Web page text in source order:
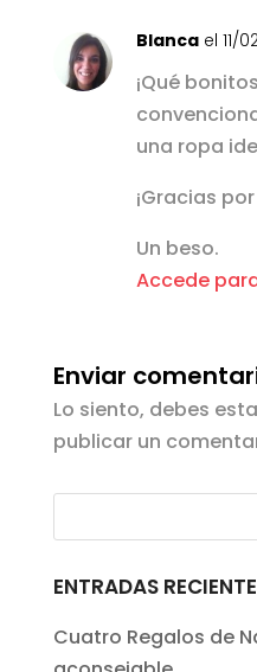
Blanca el 11/
¡Qué
una ropa
¡Gracias
Un beso.
Accede
Enviar
Lo siento, debes
publicar un
ENTRADAS
Cuatro Regalos de